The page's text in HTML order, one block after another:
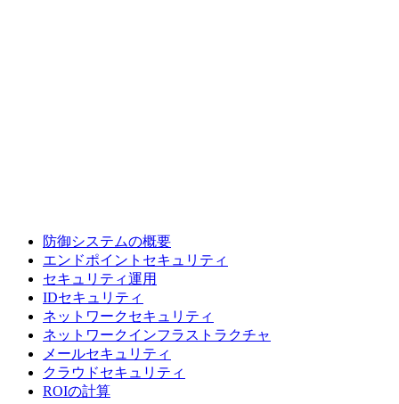
防御システムの概要
エンドポイントセキュリティ
セキュリティ運用
IDセキュリティ
ネットワークセキュリティ
ネットワークインフラストラクチャ
メールセキュリティ
クラウドセキュリティ
ROIの計算